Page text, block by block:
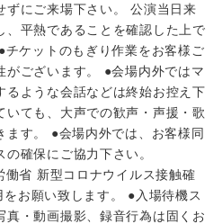
ずにご来場下さい。 公演当日来
、平熱であることを確認した上で
チケットのもぎり作業をお客様ご
がございます。 ●会場内外ではマ
るような会話などは終始お控え下
いても、大声での歓声・声援・歌
ます。 ●会場内外では、お客様同
確保にご協力下さい。
省 新型コロナウイルス接触確
お願い致します。 ●入場待機ス
真・動画撮影、録音行為は固くお